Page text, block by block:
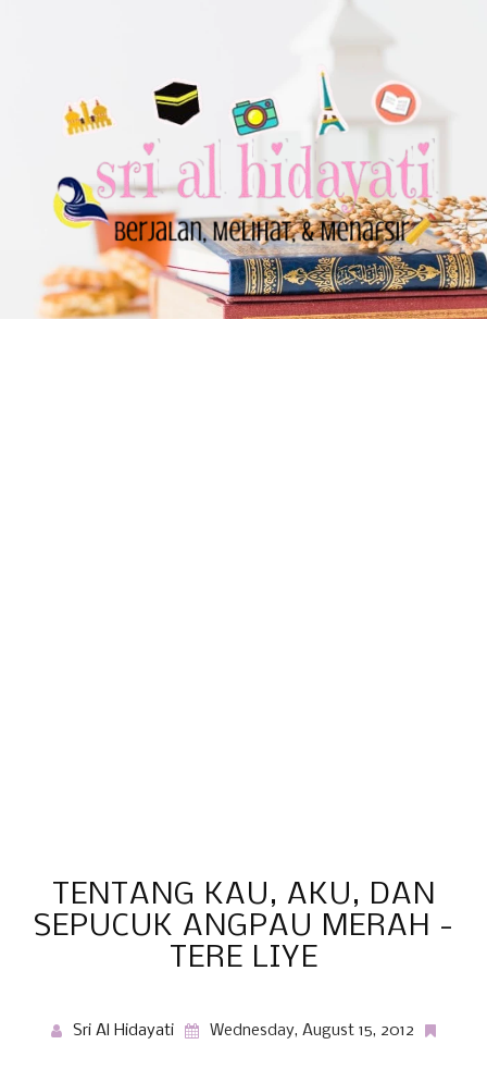
TENTANG KAU, AKU, DAN
SEPUCUK ANGPAU MERAH -
TERE LIYE
Sri Al Hidayati Wednesday, August 15, 2012